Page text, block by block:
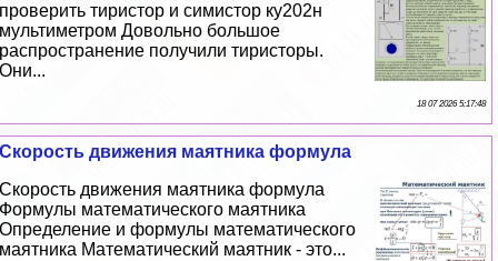
проверить тиристор и симистор ку202н
мультиметром Довольно большое
распространение получили тиристоры.
Они...
18 07 2026 5:17:48
Скорость движения маятника формула
Скорость движения маятника формула
Формулы математического маятника
Определение и формулы математического
маятника Математический маятник - это...